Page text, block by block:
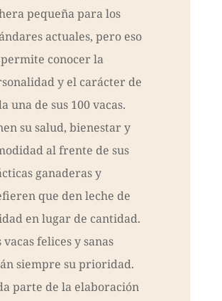
pequeña para los
actuales, pero eso
conocer la
y el carácter de
una de sus 100 vacas.
su salud, bienestar y
al frente de sus
ganaderas y
que den leche de
en lugar de cantidad.
vacas felices y sanas
siempre su prioridad.
parte de la elaboración